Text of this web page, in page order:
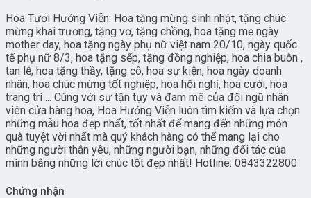
Hoa Tươi Hướng Viễn: Hoa tặng mừng sinh nhật, tặng chúc
mừng khai trương, tặng vợ, tặng chồng, hoa tặng mẹ ngày
mother day, hoa tặng ngày phụ nữ việt nam 20/10, ngày quốc
tế phụ nữ 8/3, hoa tặng sếp, tặng đồng nghiệp, hoa chia buôn ,
tan lễ, hoa tặng thầy, tặng cô, hoa sự kiện, hoa ngày doanh
nhân, hoa chúc mừng tốt nghiệp, hoa hội nghị, hoa cưới, hoa
trang trí ... Cùng với sự tận tụy và đam mê của đội ngũ nhân
viên cửa hàng hoa, Hoa Hướng Viễn luôn tìm kiếm và lựa chọn
những mẫu hoa đẹp nhất, tốt nhất để mang đến những món
quà tuyệt vời nhất mà quý khách hàng có thể mang lại cho
những người thân yêu, những người bạn, những đối tác của
mình bằng những lời chúc tốt đẹp nhất! Hotline: 0843322800
Chứng nhận